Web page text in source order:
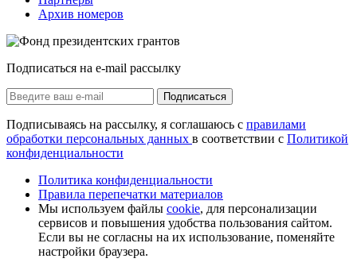
Архив номеров
Подписаться на e-mail рассылку
Подписаться
Подписываясь на рассылку, я соглашаюсь с правилами
обработки персональных данных в соответствии с Политикой
конфиденциальности
Политика конфиденциальности
Правила перепечатки материалов
Мы используем файлы cookie, для персонализации
сервисов и повышения удобства пользования сайтом.
Если вы не согласны на их использование, поменяйте
настройки браузера.